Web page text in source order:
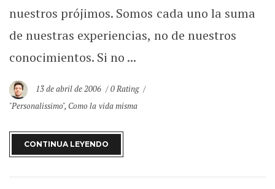
nuestros prójimos. Somos cada uno la suma
de nuestras experiencias, no de nuestros
conocimientos. Si no ...
13 de abril de 2006
0 Rating
"Personalissimo", Como la vida misma
CONTINUA LEYENDO